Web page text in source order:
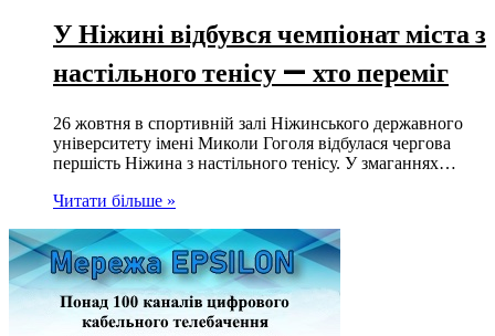
У Ніжині відбувся чемпіонат міста з
настільного тенісу — хто переміг
26 жовтня в спортивній залі Ніжинського державного
університету імені Миколи Гоголя відбулася чергова
першість Ніжина з настільного тенісу. У змаганнях…
Читати більше »